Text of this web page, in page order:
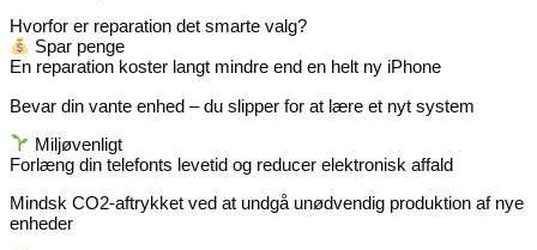
Hvorfor er reparation det smarte valg?
Spar penge
En reparation koster langt mindre end en helt ny iPhone
Bevar din vante enhed – du slipper for at lære et nyt system
Miljøvenligt
Forlæng din telefonts levetid og reducer elektronisk affald
Mindsk CO2-aftrykket ved at undgå unødvendig produktion af nye
enheder